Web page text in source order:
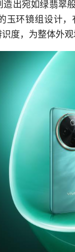
出宛如绿翡翠
玉环镜组设计
度，为整体外观